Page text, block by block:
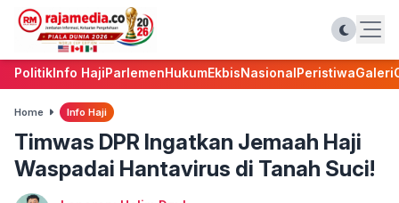
PolitikInfo HajiParlemenHukumEkbisNasionalPeristiwaGaleri
Home Info Haji
Timwas DPR Ingatkan Jemaah Haji
Waspadai Hantavirus di Tanah Suci!